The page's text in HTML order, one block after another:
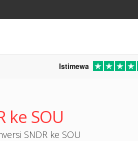
Istimewa
ke SOU
SNDR ke SOU